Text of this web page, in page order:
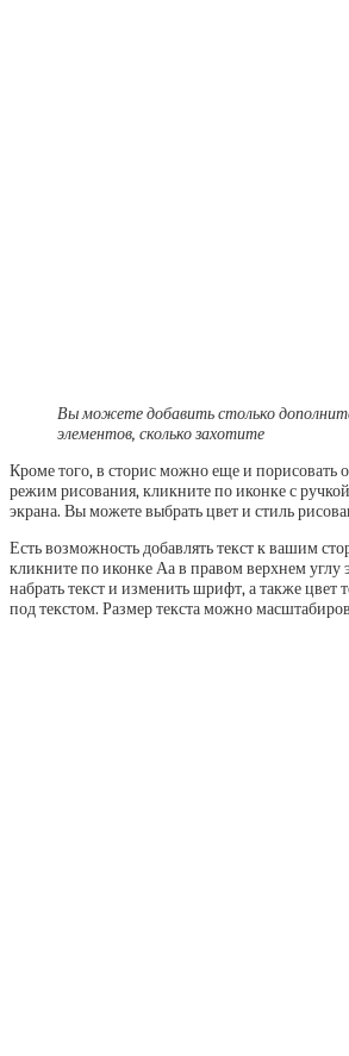
Вы можете добавить столько
элементов, сколько захотите
Кроме того, в сторис можно еще и порисовать
режим рисования, кликните по иконке с
экрана. Вы можете выбрать цвет и стиль
Есть возможность добавлять текст к вашим
кликните по иконке Аа в правом верхнем углу
набрать текст и изменить шрифт, а также цвет
под текстом. Размер текста можно